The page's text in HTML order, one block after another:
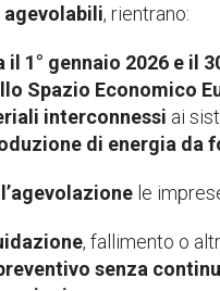
, rientrano:
il 1° gennaio 2026 e il
Spazio Economico
interconnessi ai
di energia da
le
, fallimento o
senza